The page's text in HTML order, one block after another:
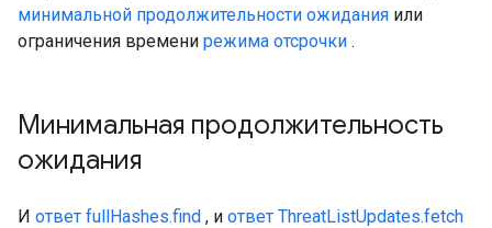
минимальной продолжительности ожидания или
ограничения времени режима отсрочки .
Минимальная продолжительность
ожидания
И ответ fullHashes.find , и ответ ThreatListUpdates.fetch